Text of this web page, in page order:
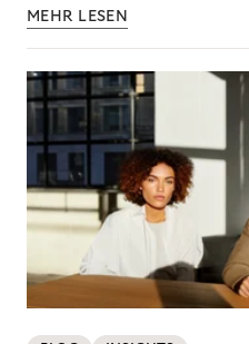
MEHR LESEN